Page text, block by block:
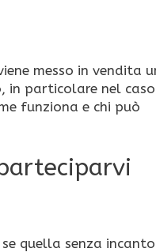
messo in vendita
in particolare nel
funziona e chi può
quella senza